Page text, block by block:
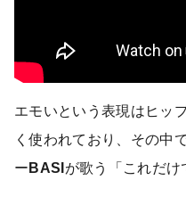
エモいという表現はヒッ
く使われており、その中
ー BASI が歌う「これだけ